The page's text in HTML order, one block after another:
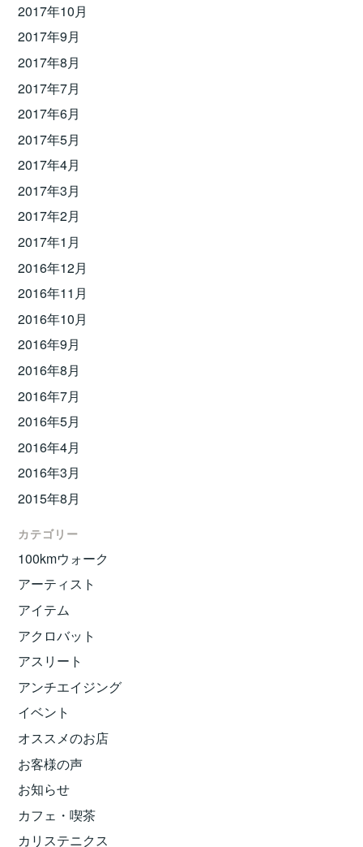
2017年10月
2017年9月
2017年8月
2017年7月
2017年6月
2017年5月
2017年4月
2017年3月
2017年2月
2017年1月
2016年12月
2016年11月
2016年10月
2016年9月
2016年8月
2016年7月
2016年5月
2016年4月
2016年3月
2015年8月
カテゴリー
100kmウォーク
アーティスト
アイテム
アクロバット
アスリート
アンチエイジング
イベント
オススメのお店
お客様の声
お知らせ
カフェ・喫茶
カリステニクス